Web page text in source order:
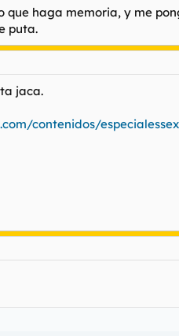
que haga memoria, y me
puta.
jaca.
contenidos/